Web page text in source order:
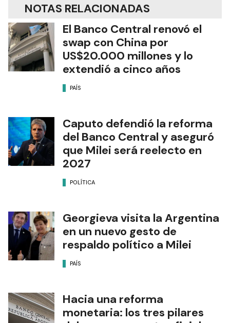
NOTAS RELACIONADAS
El Banco Central renovó el
swap con China por
US$20.000 millones y lo
extendió a cinco años
PAÍS
Caputo defendió la reforma
del Banco Central y aseguró
que Milei será reelecto en
2027
POLÍTICA
Georgieva visita la Argentina
en un nuevo gesto de
respaldo político a Milei
PAÍS
Hacia una reforma
monetaria: los tres pilares